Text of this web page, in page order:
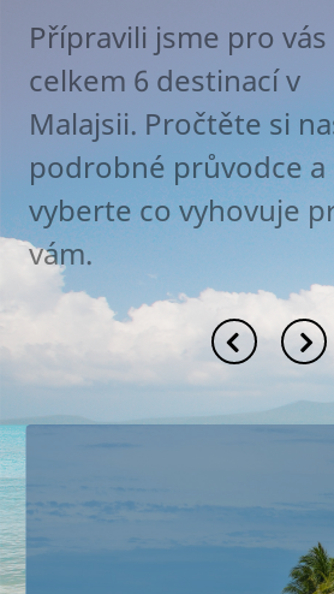
Přípravili jsme pro vás
celkem 6 destinací v
Malajsii. Pročtěte si
podrobné průvodce a
vyberte co vyhovuje
vám.